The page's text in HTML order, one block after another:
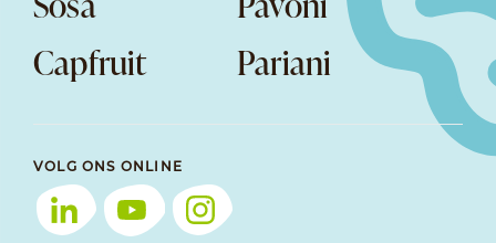
Capfruit
Pariani
VOLG ONS ONLINE